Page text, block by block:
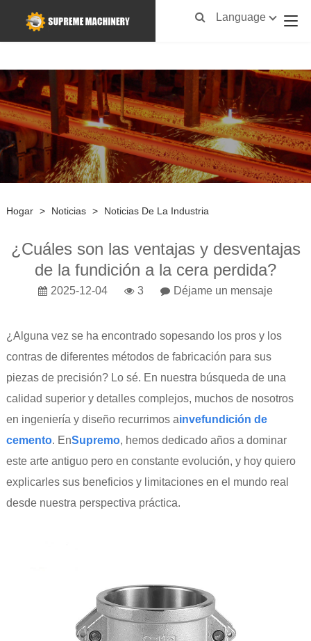
Language
Hogar > Noticias > Noticias De La Industria
¿Cuáles son las ventajas y desventajas
de la fundición a la cera perdida?
2025-12-04 3 Déjame un mensaje
¿Alguna vez se ha encontrado sopesando los pros y los
contras de diferentes métodos de fabricación para sus
piezas de precisión? Lo sé. En nuestra búsqueda de una
calidad superior y detalles complejos, muchos de nosotros
en ingeniería y diseño recurrimos ainvefundición de
cemento. EnSupremo, hemos dedicado años a dominar
este arte antiguo pero en constante evolución, y hoy quiero
explicarles sus beneficios y limitaciones en el mundo real
desde nuestra perspectiva práctica.